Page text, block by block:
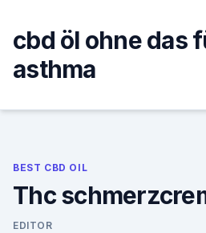
content
cbd öl ohne das
asthma
BEST CBD OIL
Thc
EDITOR